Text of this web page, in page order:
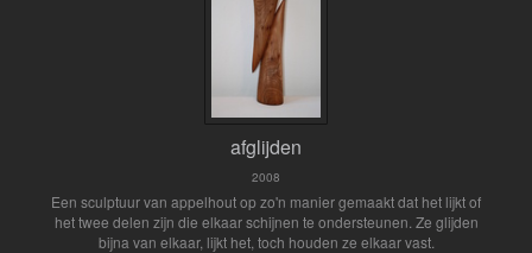
afglijden
2008
Een sculptuur van appelhout op zo'n manier gemaakt dat het lijkt of
het twee delen zijn die elkaar schijnen te ondersteunen. Ze glijden
bijna van elkaar, lijkt het, toch houden ze elkaar vast.